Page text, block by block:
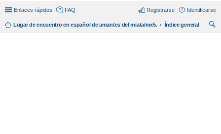
Enlaces rápidos FAQ Identificarse
Registrarse
Lugar de encuentro en español de amantes del miata/mx5.
Índice general